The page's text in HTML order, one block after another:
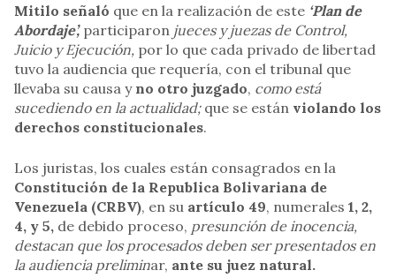
Mitilo señaló que en la realización de este ‘Plan de
Abordaje’,participaron jueces y juezas de Control,
Juicio y Ejecución, por lo que cada privado de libertad
tuvo la audiencia que requería, con el tribunal que
llevaba su causa y no otro juzgado, como está
sucediendo en la actualidad;que se están violando los
derechos constitucionales.
Los juristas, los cuales están consagrados en la
Constitución de la Republica Bolivariana de
Venezuela (CRBV), en su artículo 49, numerales 1, 2,
4, y 5, de debido proceso, presunción de inocencia,
destacan que los procesados deben ser presentados en
la audiencia preliminar, ante su juez natural.